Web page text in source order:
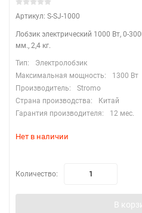
Артикул: S-SJ-1000
Лобзик электрический 1000 Вт, 0-
мм., 2,4 кг.
Тип:
Электролобзик
Максимальная мощность:
1300 Вт
Производитель:
Stromo
Страна производства:
Китай
Гарантия производителя:
12 мес.
Нет в наличии
Количество:
В